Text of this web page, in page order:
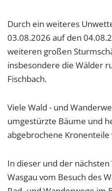
Durch ein weiteres
03.08.2026 auf den
weiteren großen
insbesondere die Wälder
Fischbach.
Viele Wald - und
umgestürzte Bäume und
abgebrochene
In dieser und der
Wasgau vom Besuch des